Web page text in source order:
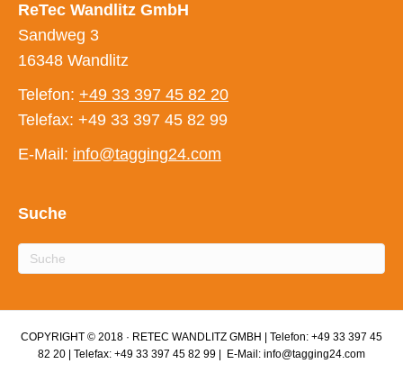
ReTec Wandlitz GmbH
Sandweg 3
16348 Wandlitz
Telefon: +49 33 397 45 82 20
Telefax: +49 33 397 45 82 99
E-Mail: info@tagging24.com
Suche
COPYRIGHT © 2018 · RETEC WANDLITZ GMBH | Telefon: +49 33 397 45
82 20 | Telefax: +49 33 397 45 82 99 | E-Mail: info@tagging24.com